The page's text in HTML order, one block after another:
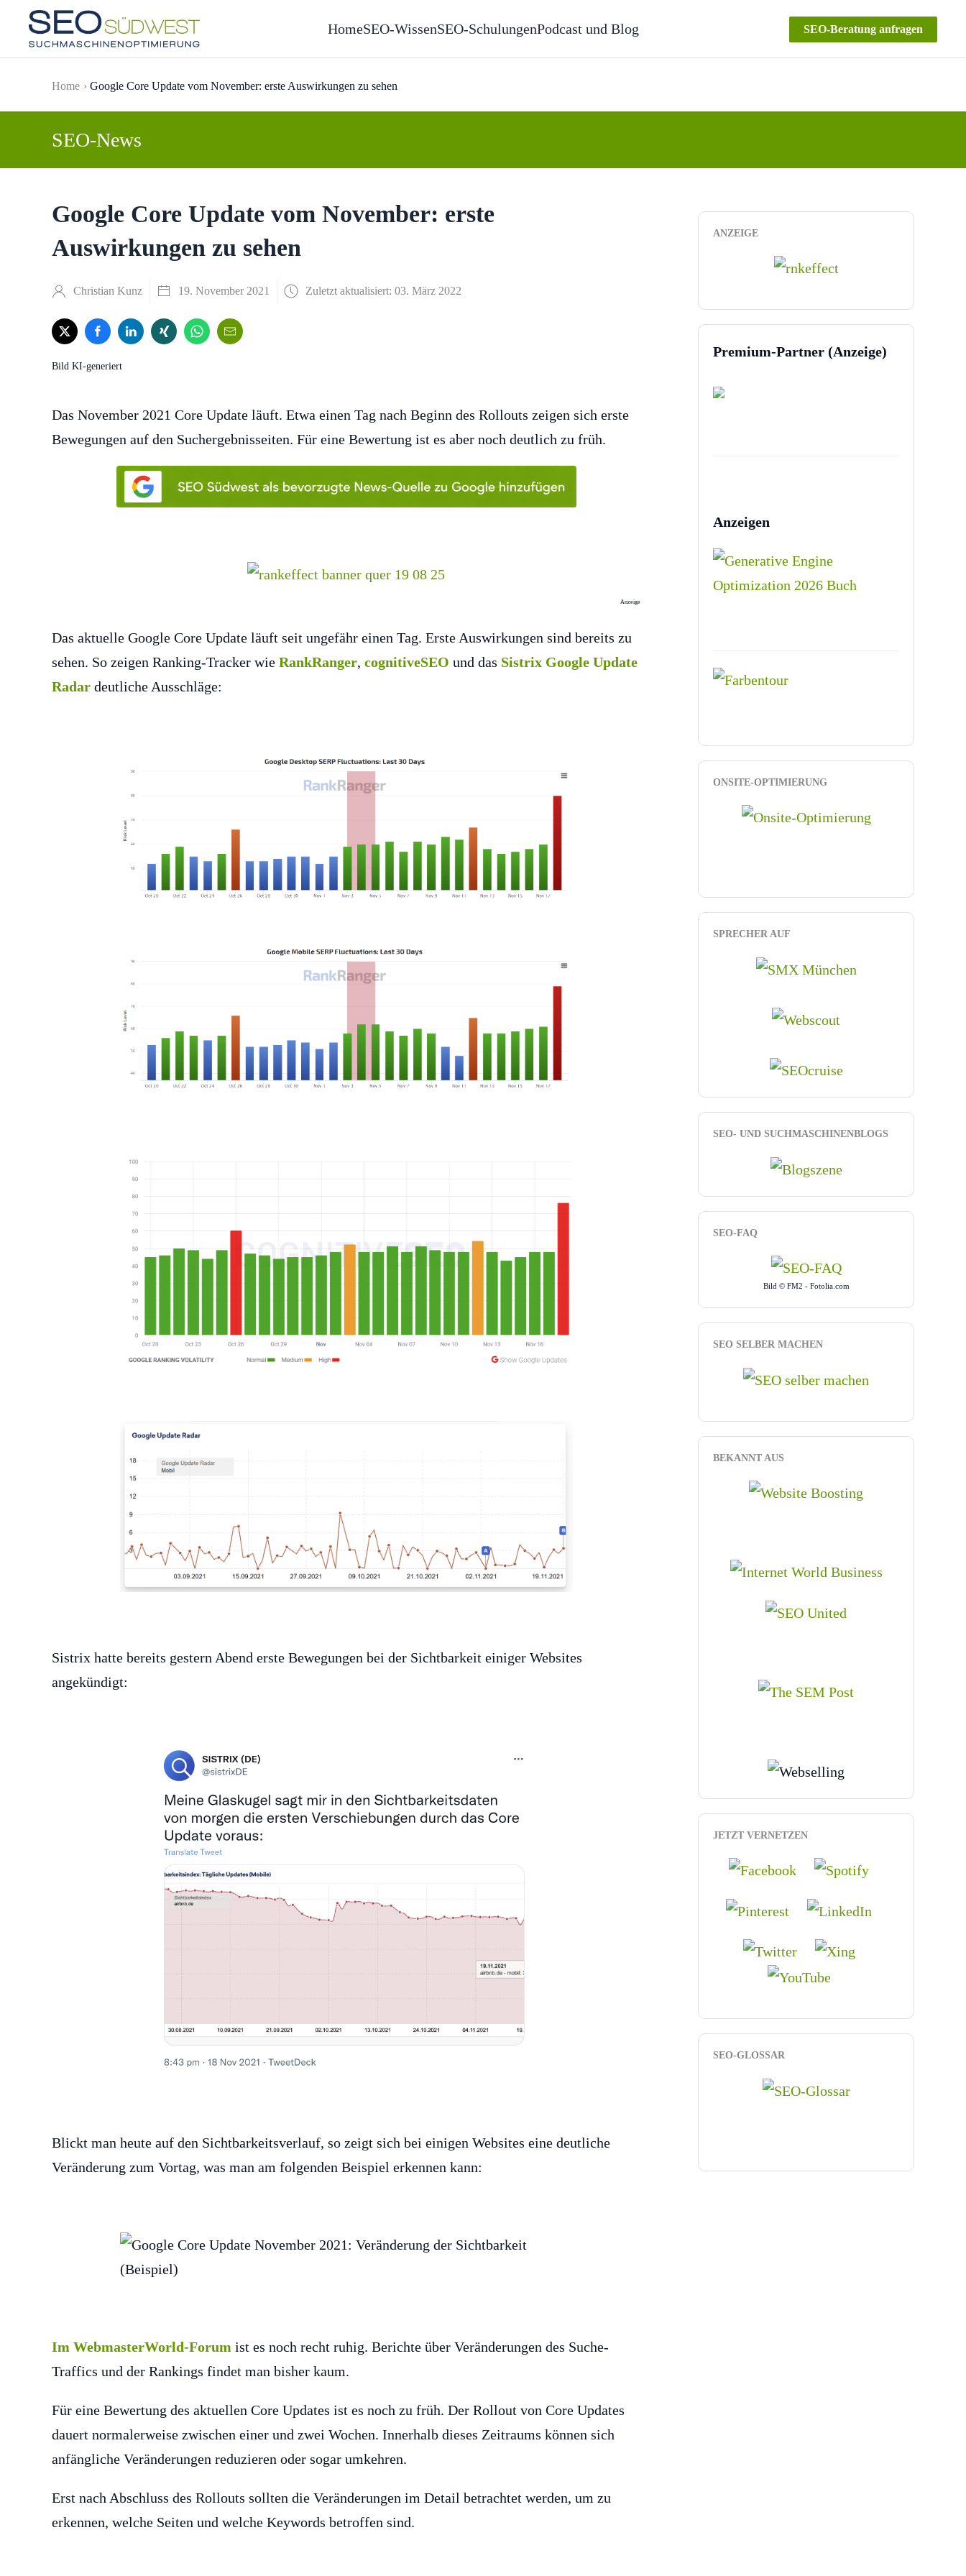
Skip to main content
HomeSEO-WissenSEO-SchulungenPodcast und Blog SEO-Beratung anfragen
Home Google Core Update vom November: erste Auswirkungen zu sehen
SEO-News
Google Core Update vom November: erste
Auswirkungen zu sehen
Christian Kunz 19. November 2021 Zuletzt aktualisiert: 03. März 2022
Bild KI-generiert
Das November 2021 Core Update läuft. Etwa einen Tag nach Beginn des Rollouts zeigen sich erste
Bewegungen auf den Suchergebnisseiten. Für eine Bewertung ist es aber noch deutlich zu früh.
Anzeige
Das aktuelle Google Core Update läuft seit ungefähr einen Tag. Erste Auswirkungen sind bereits zu
sehen. So zeigen Ranking-Tracker wie RankRanger, cognitiveSEO und das Sistrix Google Update
Radar deutliche Ausschläge:
Sistrix hatte bereits gestern Abend erste Bewegungen bei der Sichtbarkeit einiger Websites
angekündigt:
Blickt man heute auf den Sichtbarkeitsverlauf, so zeigt sich bei einigen Websites eine deutliche
Veränderung zum Vortag, was man am folgenden Beispiel erkennen kann:
Im WebmasterWorld-Forum ist es noch recht ruhig. Berichte über Veränderungen des Suche-
Traffics und der Rankings findet man bisher kaum.
Für eine Bewertung des aktuellen Core Updates ist es noch zu früh. Der Rollout von Core Updates
dauert normalerweise zwischen einer und zwei Wochen. Innerhalb dieses Zeitraums können sich
anfängliche Veränderungen reduzieren oder sogar umkehren.
Erst nach Abschluss des Rollouts sollten die Veränderungen im Detail betrachtet werden, um zu
erkennen, welche Seiten und welche Keywords betroffen sind.
ANZEIGE
Premium-Partner (Anzeige)
Anzeigen
ONSITE-OPTIMIERUNG
SPRECHER AUF
SEO- UND SUCHMASCHINENBLOGS
SEO-FAQ
Bild © FM2 - Fotolia.com
SEO SELBER MACHEN
BEKANNT AUS
JETZT VERNETZEN
SEO-GLOSSAR